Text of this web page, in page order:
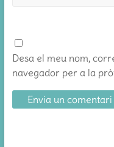
Desa el meu nom,
navegador per a la